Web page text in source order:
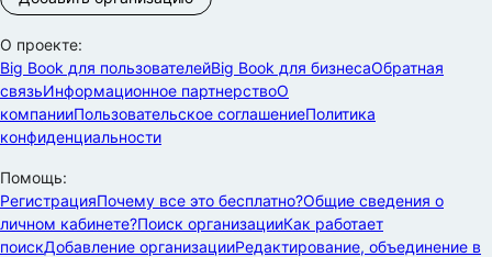
О проекте:
Big Book для пользователейBig Book для бизнесаОбратная
связьИнформационное партнерствоО
компанииПользовательское соглашениеПолитика
конфиденциальности
Помощь:
РегистрацияПочему все это бесплатно?Общие сведения о
личном кабинете?Поиск организацииКак работает
поискДобавление организацииРедактирование, объединение в